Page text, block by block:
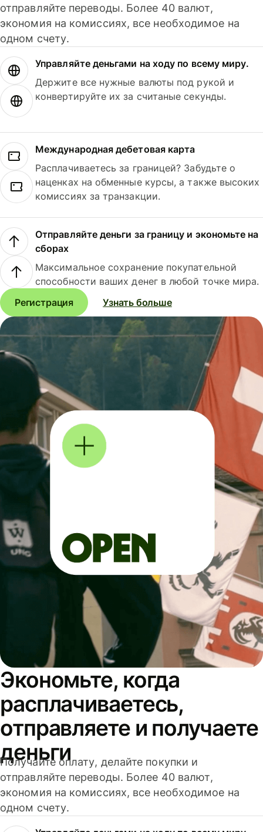
отправляйте переводы. Более 40 валют,
экономия на комиссиях, все необходимое на
одном счету.
Управляйте деньгами на ходу по всему миру.
Держите все нужные валюты под рукой и
конвертируйте их за считаные секунды.
Международная дебетовая карта
Расплачиваетесь за границей? Забудьте о
наценках на обменные курсы, а также высоких
комиссиях за транзакции.
Отправляйте деньги за границу и экономьте на
сборах
Максимальное сохранение покупательной
способности ваших денег в любой точке мира.
Регистрация
Узнать больше
Экономьте, когда
расплачиваетесь,
отправляете и получаете
деньги
Получайте оплату, делайте покупки и
отправляйте переводы. Более 40 валют,
экономия на комиссиях, все необходимое на
одном счету.